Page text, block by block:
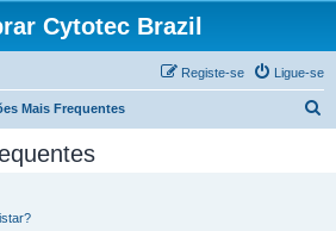
Cytotec Brazil
Ligue-se
Registe-se
Mais Frequentes